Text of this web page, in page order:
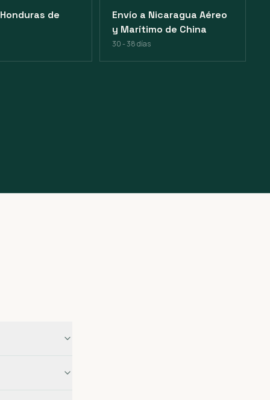
de
Envío a Nicaragua Aéreo
y Marítimo de China
30 - 38 días